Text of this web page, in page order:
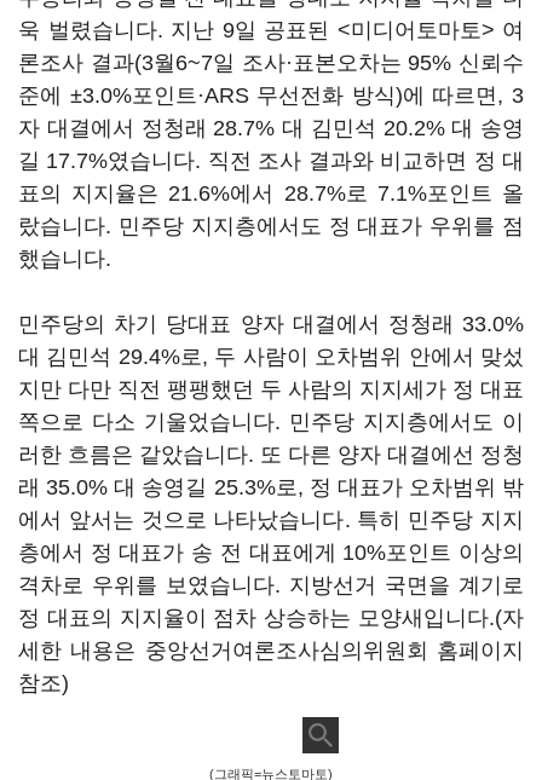
욱 벌렸습니다. 지난 9일 공표된 <미디어토마토> 여
론조사 결과(3월6~7일 조사·표본오차는 95% 신뢰수
준에 ±3.0%포인트·ARS 무선전화 방식)에 따르면, 3
자 대결에서 정청래 28.7% 대 김민석 20.2% 대 송영
길 17.7%였습니다. 직전 조사 결과와 비교하면 정 대
표의 지지율은 21.6%에서 28.7%로 7.1%포인트 올
랐습니다. 민주당 지지층에서도 정 대표가 우위를 점
했습니다.
민주당의 차기 당대표 양자 대결에서 정청래 33.0%
대 김민석 29.4%로, 두 사람이 오차범위 안에서 맞섰
지만 다만 직전 팽팽했던 두 사람의 지지세가 정 대표
쪽으로 다소 기울었습니다. 민주당 지지층에서도 이
러한 흐름은 같았습니다. 또 다른 양자 대결에선 정청
래 35.0% 대 송영길 25.3%로, 정 대표가 오차범위 밖
에서 앞서는 것으로 나타났습니다. 특히 민주당 지지
층에서 정 대표가 송 전 대표에게 10%포인트 이상의
격차로 우위를 보였습니다. 지방선거 국면을 계기로
정 대표의 지지율이 점차 상승하는 모양새입니다.(자
세한 내용은 중앙선거여론조사심의위원회 홈페이지
참조)
(그래픽=뉴스토마토)